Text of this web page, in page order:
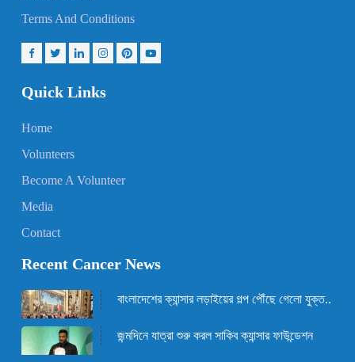
Terms And Conditions
Quick Links
Home
Volunteers
Become A Volunteer
Media
Contact
Recent Cancer News
বাংলাদেশের ক্যান্সার লড়াইয়ের গল্প পৌঁছে গেলো যুক্ত..
জন্মদিনে যাত্রা শুরু করল সাকিব ক্যান্সার ফাউন্ডেশন